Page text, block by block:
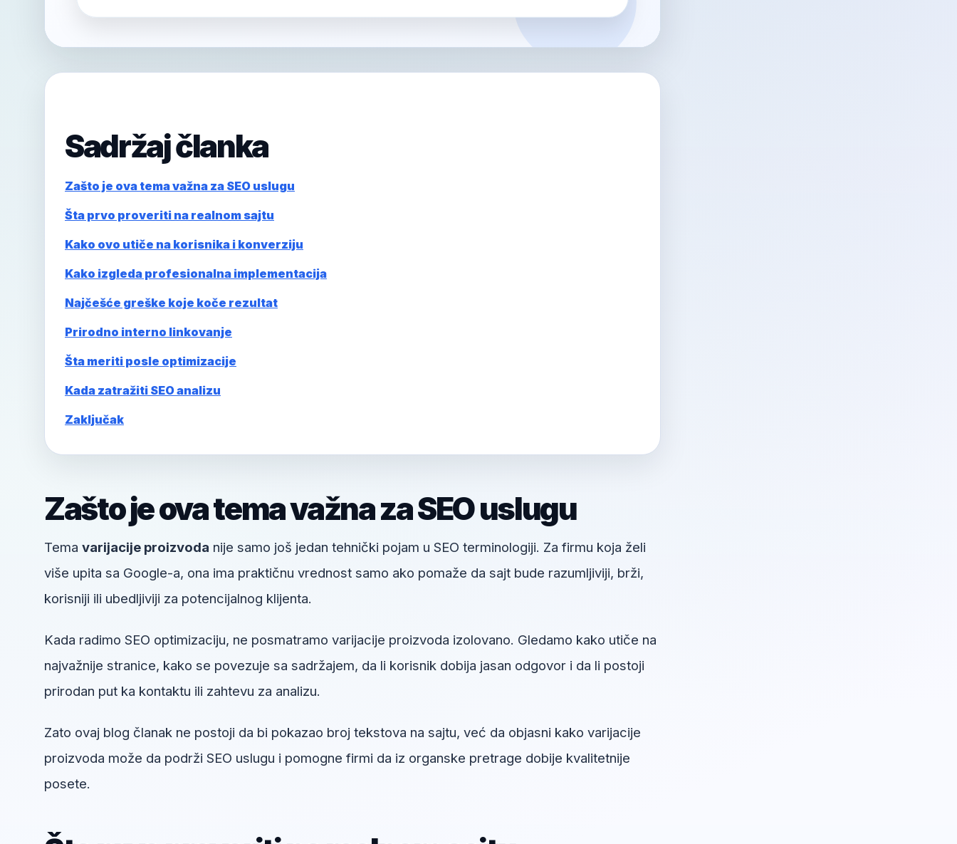
Sadržaj članka
Zašto je ova tema važna za SEO uslugu
Šta prvo proveriti na realnom sajtu
Kako ovo utiče na korisnika i konverziju
Kako izgleda profesionalna implementacija
Najčešće greške koje koče rezultat
Prirodno interno linkovanje
Šta meriti posle optimizacije
Kada zatražiti SEO analizu
Zaključak
Zašto je ova tema važna za SEO uslugu
Tema varijacije proizvoda nije samo još jedan tehnički pojam u SEO terminologiji. Za firmu koja želi
više upita sa Google-a, ona ima praktičnu vrednost samo ako pomaže da sajt bude razumljiviji, brži,
korisniji ili ubedljiviji za potencijalnog klijenta.
Kada radimo SEO optimizaciju, ne posmatramo varijacije proizvoda izolovano. Gledamo kako utiče na
najvažnije stranice, kako se povezuje sa sadržajem, da li korisnik dobija jasan odgovor i da li postoji
prirodan put ka kontaktu ili zahtevu za analizu.
Zato ovaj blog članak ne postoji da bi pokazao broj tekstova na sajtu, već da objasni kako varijacije
proizvoda može da podrži SEO uslugu i pomogne firmi da iz organske pretrage dobije kvalitetnije
posete.